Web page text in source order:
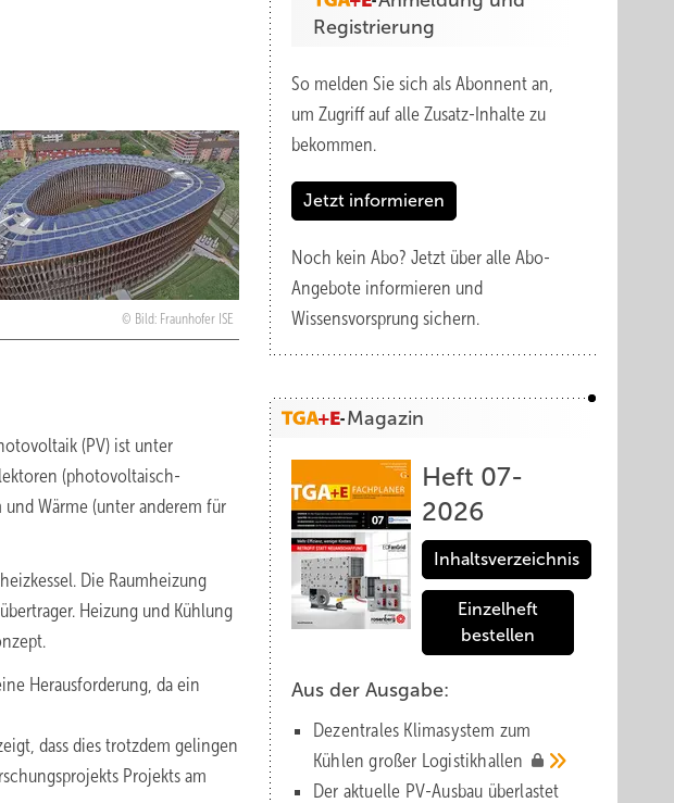
Bild: Fraunhofer ISE
(PV) ist unter
(photovoltaisch-
Wärme (unter anderem für
Die Raumheizung
Heizung und Kühlung
Herausforderung, da ein
dass dies trotzdem gelingen
Projekts am
Registrierung
So melden Sie sich als Abonnent an,
um Zugriff auf alle Zusatz-Inhalte zu
bekommen.
Jetzt informieren
Noch kein Abo? Jetzt über alle Abo-
Angebote informieren und
Wissensvorsprung sichern.
Magazin
Heft 07-
2026
Inhaltsverzeichnis
Einzelheft
bestellen
Aus der Ausgabe:
Dezentrales Klimasystem zum
Kühlen großer Logistik­hallen
Der aktuelle PV-Ausbau über­lastet